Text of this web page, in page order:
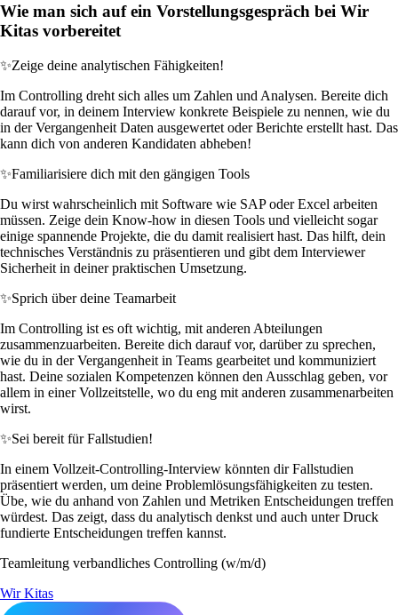
Wie man sich auf ein Vorstellungsgespräch bei Wir
Kitas vorbereitet
✨Zeige deine analytischen Fähigkeiten!
Im Controlling dreht sich alles um Zahlen und Analysen. Bereite dich
darauf vor, in deinem Interview konkrete Beispiele zu nennen, wie du
in der Vergangenheit Daten ausgewertet oder Berichte erstellt hast. Das
kann dich von anderen Kandidaten abheben!
✨Familiarisiere dich mit den gängigen Tools
Du wirst wahrscheinlich mit Software wie SAP oder Excel arbeiten
müssen. Zeige dein Know-how in diesen Tools und vielleicht sogar
einige spannende Projekte, die du damit realisiert hast. Das hilft, dein
technisches Verständnis zu präsentieren und gibt dem Interviewer
Sicherheit in deiner praktischen Umsetzung.
✨Sprich über deine Teamarbeit
Im Controlling ist es oft wichtig, mit anderen Abteilungen
zusammenzuarbeiten. Bereite dich darauf vor, darüber zu sprechen,
wie du in der Vergangenheit in Teams gearbeitet und kommuniziert
hast. Deine sozialen Kompetenzen können den Ausschlag geben, vor
allem in einer Vollzeitstelle, wo du eng mit anderen zusammenarbeiten
wirst.
✨Sei bereit für Fallstudien!
In einem Vollzeit-Controlling-Interview könnten dir Fallstudien
präsentiert werden, um deine Problemlösungsfähigkeiten zu testen.
Übe, wie du anhand von Zahlen und Metriken Entscheidungen treffen
würdest. Das zeigt, dass du analytisch denkst und auch unter Druck
fundierte Entscheidungen treffen kannst.
Teamleitung verbandliches Controlling (w/m/d)
Wir Kitas